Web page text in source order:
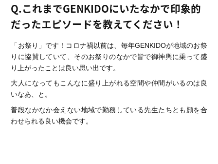
Q.これまでGENKIDOにいたなかで印象的
だったエピソードを教えてください！
「お祭り」です！コロナ禍以前は、毎年GENKIDOが地域のお祭
りに協賛していて、そのお祭りのなかで皆で御神輿に乗って盛
り上がったことは良い思い出です。
大人になってもこんなに盛り上がれる空間や仲間がいるのは良
いなあ、と。
普段なかなか会えない地域で勤務している先生たちとも顔を合
わせられる良い機会です。